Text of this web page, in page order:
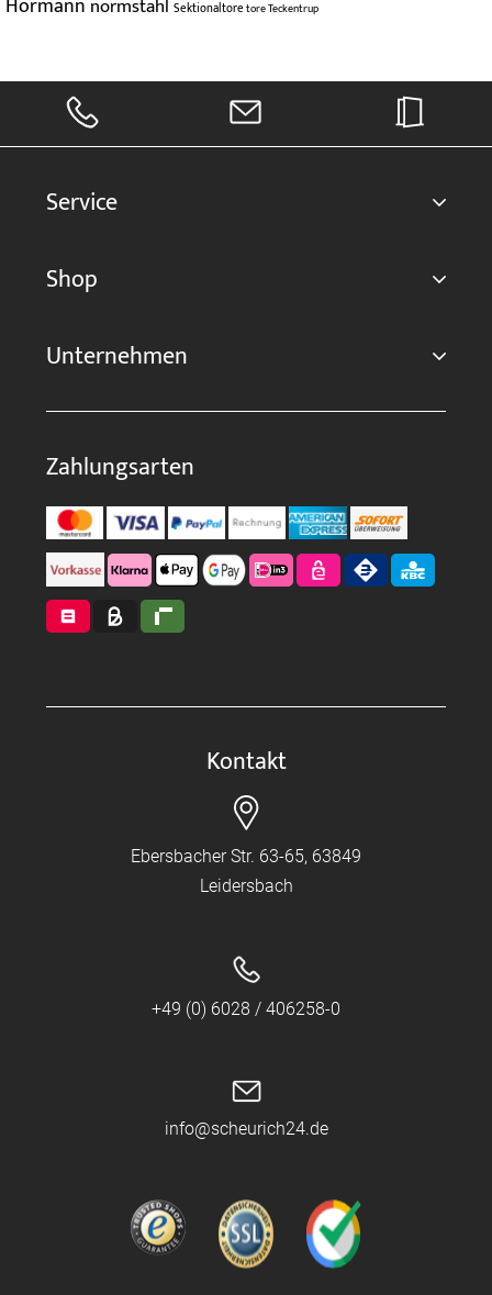
Hörmann normstahl SektionaltoretoreTeckentrup
Service
Shop
Unternehmen
Zahlungsarten
Kontakt
Ebersbacher Str. 63-65, 63849
Leidersbach
+49 (0) 6028 / 406258-0
info@scheurich24.de